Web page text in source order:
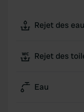
Rejet des
Rejet des
Eau